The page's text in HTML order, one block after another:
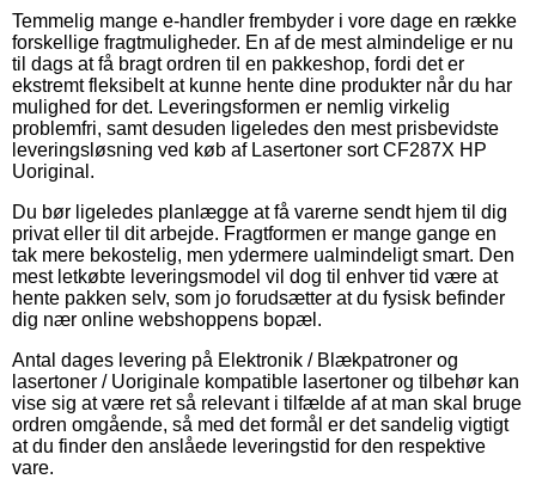
Temmelig mange e-handler frembyder i vore dage en række
forskellige fragtmuligheder. En af de mest almindelige er nu
til dags at få bragt ordren til en pakkeshop, fordi det er
ekstremt fleksibelt at kunne hente dine produkter når du har
mulighed for det. Leveringsformen er nemlig virkelig
problemfri, samt desuden ligeledes den mest prisbevidste
leveringsløsning ved køb af Lasertoner sort CF287X HP
Uoriginal.
Du bør ligeledes planlægge at få varerne sendt hjem til dig
privat eller til dit arbejde. Fragtformen er mange gange en
tak mere bekostelig, men ydermere ualmindeligt smart. Den
mest letkøbte leveringsmodel vil dog til enhver tid være at
hente pakken selv, som jo forudsætter at du fysisk befinder
dig nær online webshoppens bopæl.
Antal dages levering på Elektronik / Blækpatroner og
lasertoner / Uoriginale kompatible lasertoner og tilbehør kan
vise sig at være ret så relevant i tilfælde af at man skal bruge
ordren omgående, så med det formål er det sandelig vigtigt
at du finder den anslåede leveringstid for den respektive
vare.